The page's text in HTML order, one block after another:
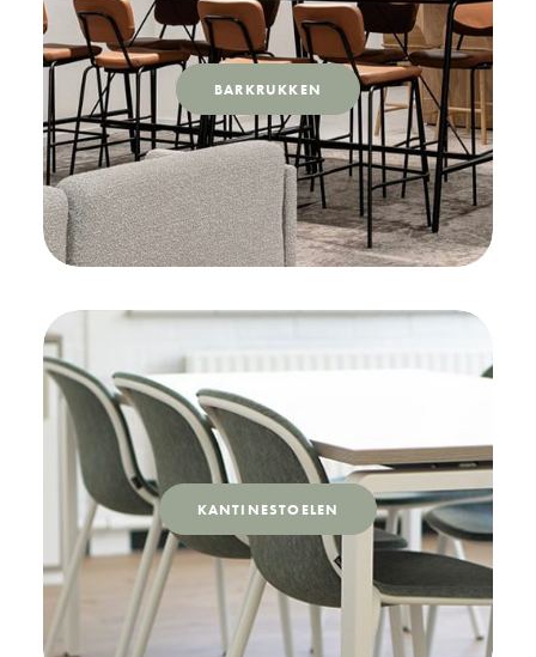
KANTINESTOELEN
BARKRUKKEN